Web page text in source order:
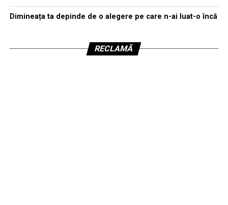
Dimineața ta depinde de o alegere pe care n-ai luat-o încă
RECLAMĂ